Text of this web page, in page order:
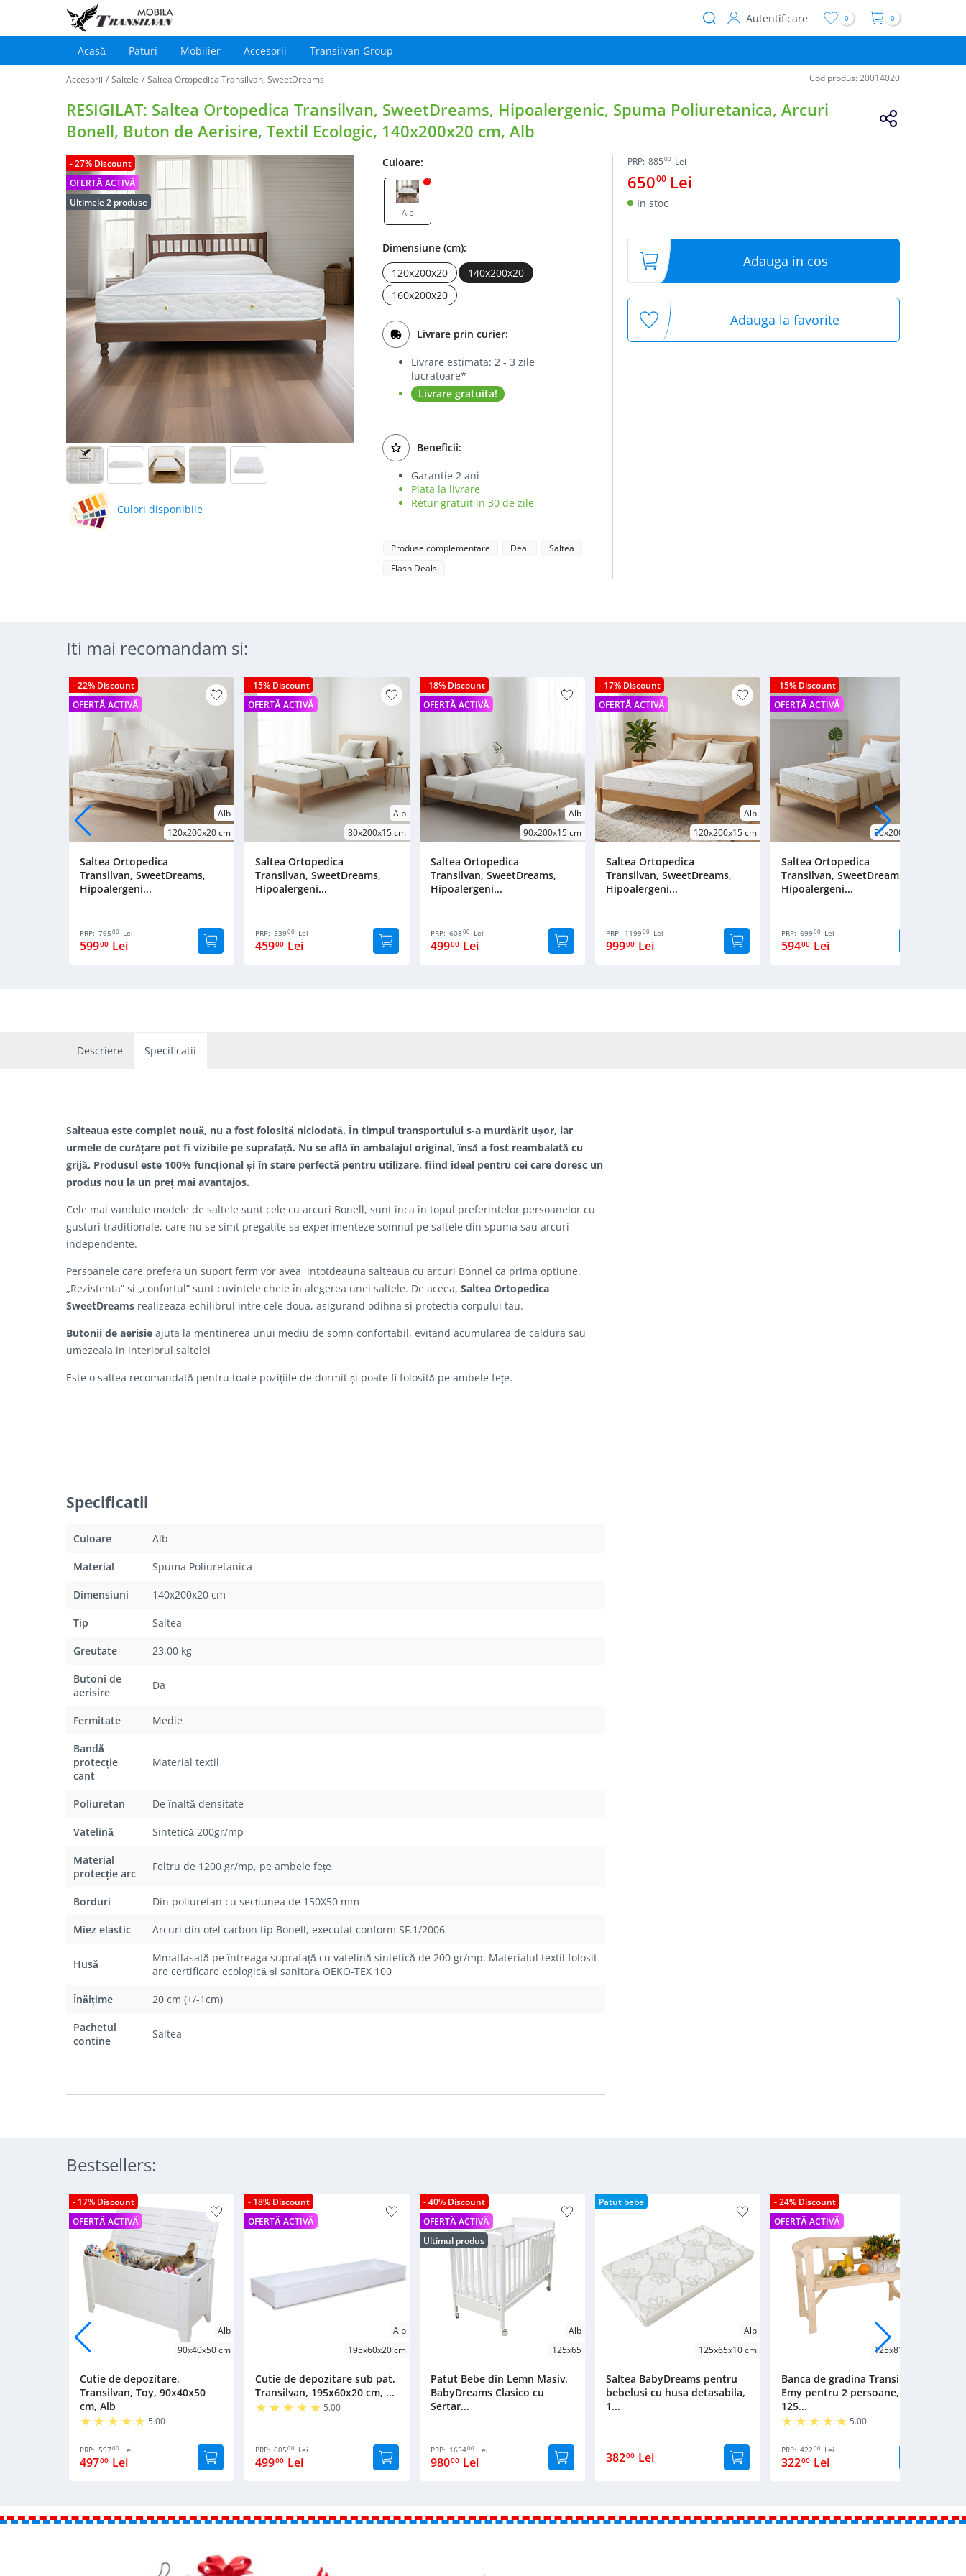
User
Autentificare 0 0
Main
navigation
Acasă Paturi Mobilier Accesorii Transilvan Group
Accesorii / Saltele / Saltea Ortopedica Transilvan, SweetDreams Cod produs: 20014020
RESIGILAT: Saltea Ortopedica Transilvan, SweetDreams, Hipoalergenic, Spuma Poliuretanica, Arcuri
Bonell, Buton de Aerisire, Textil Ecologic, 140x200x20 cm, Alb
- 27% Discount
OFERTĂ ACTIVĂ
Ultimele 2 produse
Culori disponibile
Culoare:
Alb
Dimensiune (cm):
120x200x20
140x200x20
160x200x20
Livrare prin curier:
Livrare estimata: 2 - 3 zile
lucratoare*
Livrare gratuita!
Beneficii:
Garantie 2 ani
Plata la livrare
Retur gratuit in 30 de zile
Produse complementare Deal
Saltea
Flash Deals
PRP: 88500 Lei
65000 Lei
In stoc
Adauga in cos
Adauga la favorite
Iti mai recomandam si:
- 22% Discount
OFERTĂ ACTIVĂ
Alb
120x200x20 cm
Saltea Ortopedica
Transilvan, SweetDreams,
Hipoalergeni...
PRP: 76500 Lei
59900 Lei
- 15% Discount
OFERTĂ ACTIVĂ
Alb
80x200x15 cm
Saltea Ortopedica
Transilvan, SweetDreams,
Hipoalergeni...
PRP: 53900 Lei
45900 Lei
- 18% Discount
OFERTĂ ACTIVĂ
Alb
90x200x15 cm
Saltea Ortopedica
Transilvan, SweetDreams,
Hipoalergeni...
PRP: 60800 Lei
49900 Lei
- 17% Discount
OFERTĂ ACTIVĂ
Alb
120x200x15 cm
Saltea Ortopedica
Transilvan, SweetDreams,
Hipoalergeni...
PRP: 119900 Lei
99900 Lei
- 15% Discount
OFERTĂ ACTIVĂ
80x200x20 cm
Saltea Ortopedica
Transilvan, SweetDreams,
Hipoalergeni...
PRP: 69900 Lei
59400 Lei
Descriere Specificatii
Salteaua este complet nouă, nu a fost folosită niciodată. În timpul transportului s-a murdărit ușor, iar
urmele de curățare pot fi vizibile pe suprafață. Nu se află în ambalajul original, însă a fost reambalată cu
grijă. Produsul este 100% funcțional și în stare perfectă pentru utilizare, fiind ideal pentru cei care doresc un
produs nou la un preț mai avantajos.
Cele mai vandute modele de saltele sunt cele cu arcuri Bonell, sunt inca in topul preferintelor persoanelor cu
gusturi traditionale, care nu se simt pregatite sa experimenteze somnul pe saltele din spuma sau arcuri
independente.
Persoanele care prefera un suport ferm vor avea intotdeauna salteaua cu arcuri Bonnel ca prima optiune.
„Rezistenta” si „confortul” sunt cuvintele cheie în alegerea unei saltele. De aceea, Saltea Ortopedica
SweetDreams realizeaza echilibrul intre cele doua, asigurand odihna si protectia corpului tau.
Butonii de aerisie ajuta la mentinerea unui mediu de somn confortabil, evitand acumularea de caldura sau
umezeala in interiorul saltelei
Este o saltea recomandată pentru toate pozițiile de dormit și poate fi folosită pe ambele fețe.
Specificatii
Culoare Alb
Material Spuma Poliuretanica
Dimensiuni 140x200x20 cm
Tip Saltea
Greutate 23,00 kg
Butoni de
aerisire
Da
Fermitate Medie
Bandă
protecție
cant
Material textil
Poliuretan De înaltă densitate
Vatelină Sintetică 200gr/mp
Material
protecție arc
Feltru de 1200 gr/mp, pe ambele fețe
Borduri Din poliuretan cu secțiunea de 150X50 mm
Miez elastic Arcuri din oțel carbon tip Bonell, executat conform SF.1/2006
Husă
Mmatlasată pe întreaga suprafață cu vatelină sintetică de 200 gr/mp. Materialul textil folosit
are certificare ecologică și sanitară OEKO-TEX 100
Înălțime 20 cm (+/-1cm)
Pachetul
contine
Saltea
Bestsellers:
- 17% Discount
OFERTĂ ACTIVĂ
Alb
90x40x50 cm
Cutie de depozitare,
Transilvan, Toy, 90x40x50
cm, Alb
5.00
PRP: 59700 Lei
49700 Lei
- 18% Discount
OFERTĂ ACTIVĂ
Alb
195x60x20 cm
Cutie de depozitare sub pat,
Transilvan, 195x60x20 cm, ...
5.00
PRP: 60500 Lei
49900 Lei
- 40% Discount
OFERTĂ ACTIVĂ
Ultimul produs
Alb
125x65
Patut Bebe din Lemn Masiv,
BabyDreams Clasico cu
Sertar...
PRP: 163400 Lei
98000 Lei
Patut bebe
Alb
125x65x10 cm
Saltea BabyDreams pentru
bebelusi cu husa detasabila,
1...
38200 Lei
- 24% Discount
OFERTĂ ACTIVĂ
125x81x45 cm
Banca de gradina Transilvan,
Emy pentru 2 persoane,
125...
5.00
PRP: 42200 Lei
32200 Lei